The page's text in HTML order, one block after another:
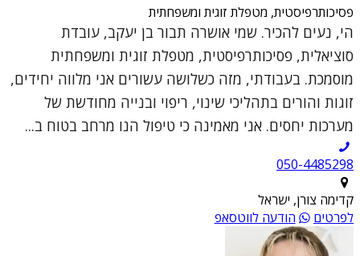
פסיכותרפיסטית, מטפלת זוגית ומשפחתית
הי, נעים להכיר. שמי אושרה תבור בן יעקב, עובדת
סוציאלית, פסיכותרפיסטית, מטפלת זוגית ומשפחתית
מוסמכת. בעבודתי, מזה כשלושה עשורים אני מלווה יחידים,
זוגות והורים בתהליכי שינוי, ריפוי ובנייה מחודשת של
מערכות יחסים. אני מאמינה כי טיפול הנו מרחב בטוח ב...
050-4485298
קדימה צורן, ישראל
לפרטים
הודעה לווטסאפ